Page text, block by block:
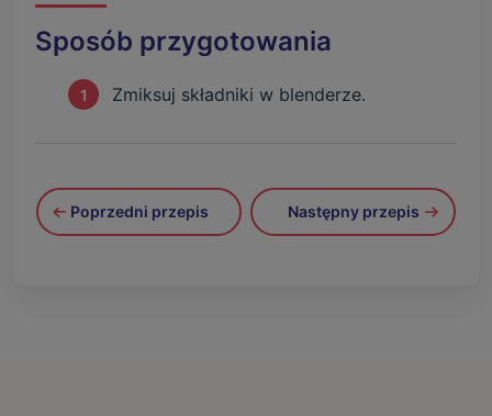
Sposób przygotowania
Zmiksuj składniki w blenderze.
Poprzedni przepis Następny przepis